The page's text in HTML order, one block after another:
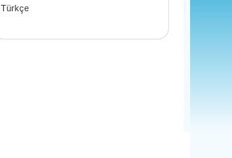
Türkçe